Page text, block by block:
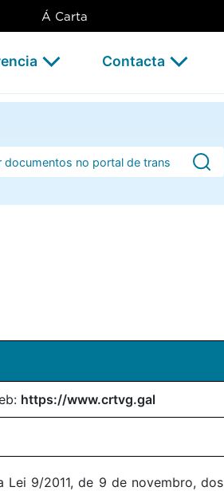
Á Carta
Contacta
busca
https://www.crtvg.gal
9/2011, de 9 de novembro, dos